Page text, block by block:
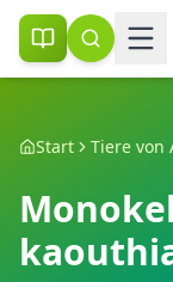
Start Tiere von